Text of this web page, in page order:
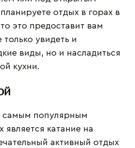
отдых в горах в
это предоставит вам
увидеть и
виды, но и насладиться
кухни.
самым популярным
является катание на
активный отдых